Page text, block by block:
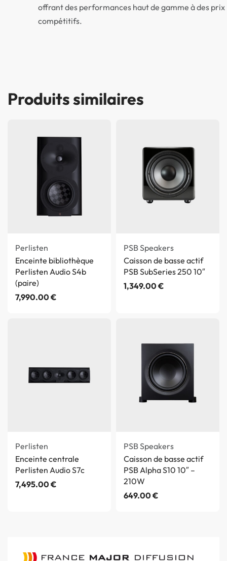
offrant des performances haut de gamme à des prix
compétitifs.
Produits similaires
Perlisten
Enceinte bibliothèque
Perlisten Audio S4b
(paire)
7,990.00€
PSB Speakers
Caisson de basse actif
PSB SubSeries 250 10″
1,349.00€
Perlisten
Enceinte centrale
Perlisten Audio S7c
7,495.00€
PSB Speakers
Caisson de basse actif
PSB Alpha S10 10″ –
210W
649.00€